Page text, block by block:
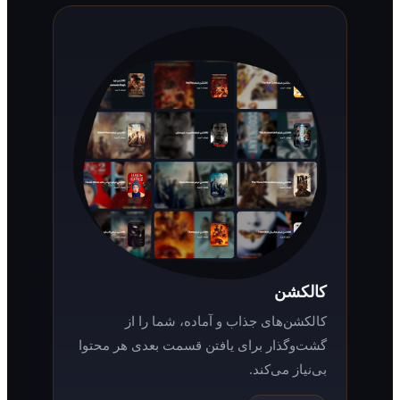
کالکشن‌های جذاب و آماده، شما را از
گشت‌وگذار برای یافتن قسمت بعدی هر محتوا
بی‌نیاز می‌کند.